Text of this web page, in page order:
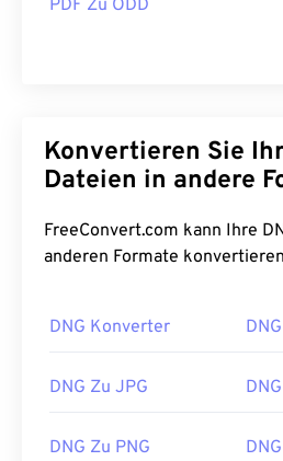
PDF Zu ODD
Konvertieren Sie Ihre
Dateien in andere
FreeConvert.com kann Ihre DNG -Dateien in diese
anderen Formate
DNG Konverter
DNG Zu JPG
DNG Zu PNG